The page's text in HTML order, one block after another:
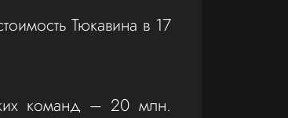
Тюкавина в 17
команд – 20 млн.